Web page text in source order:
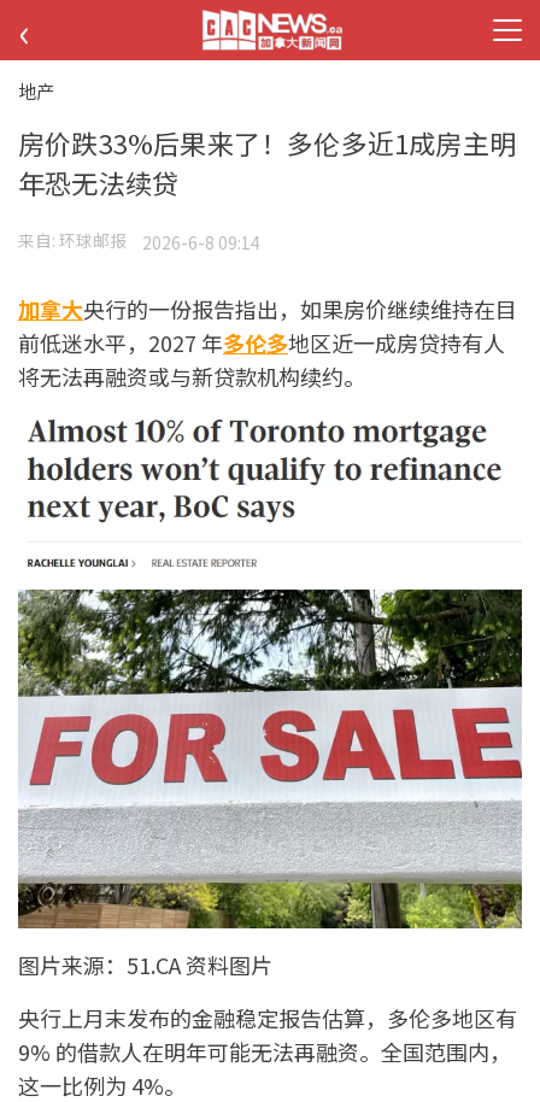
‹
地产
房价跌33%后果来了！多伦多近1成房主明
年恐无法续贷
来自: 环球邮报 2026-6-8 09:14
加拿大央行的一份报告指出，如果房价继续维持在目
前低迷水平，2027 年多伦多地区近一成房贷持有人
将无法再融资或与新贷款机构续约。
图片来源：51.CA 资料图片
央行上月末发布的金融稳定报告估算，多伦多地区有
9% 的借款人在明年可能无法再融资。全国范围内，
这一比例为 4%。